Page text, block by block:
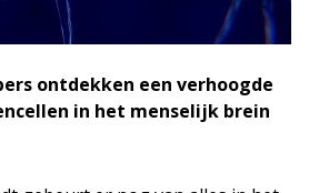
ontdekken een verhoogde
in het menselijk brein